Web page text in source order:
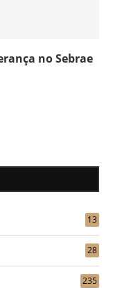
no Sebrae
13
28
235